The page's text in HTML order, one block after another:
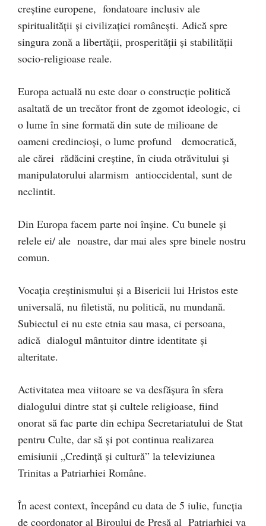
creștine europene, fondatoare inclusiv ale
spiritualității și civilizației românești. Adică spre
singura zonă a libertății, prosperității și stabilității
socio-religioase reale.
Europa actuală nu este doar o construcție politică
asaltată de un trecător front de zgomot ideologic, ci
o lume în sine formată din sute de milioane de
oameni credincioși, o lume profund democratică,
ale cărei rădăcini creștine, în ciuda otrăvitului și
manipulatorului alarmism antioccidental, sunt de
neclintit.
Din Europa facem parte noi înșine. Cu bunele și
relele ei/ ale noastre, dar mai ales spre binele nostru
comun.
Vocația creștinismului și a Bisericii lui Hristos este
universală, nu filetistă, nu politică, nu mundană.
Subiectul ei nu este etnia sau masa, ci persoana,
adică dialogul mântuitor dintre identitate și
alteritate.
Activitatea mea viitoare se va desfășura în sfera
dialogului dintre stat și cultele religioase, fiind
onorat să fac parte din echipa Secretariatului de Stat
pentru Culte, dar să și pot continua realizarea
emisiunii „Credință și cultură” la televiziunea
Trinitas a Patriarhiei Române.
În acest context, începând cu data de 5 iulie, funcția
de coordonator al Biroului de Presă al Patriarhiei va